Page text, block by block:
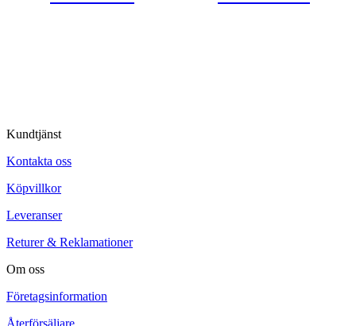
Kundtjänst
Kontakta oss
Köpvillkor
Leveranser
Returer & Reklamationer
Om oss
Företagsinformation
Återförsäljare